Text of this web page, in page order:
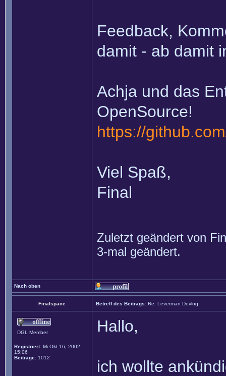
Feedback,
damit - ab damit
Achja und das
OpenSource!
https://
Viel Spaß,
Final
Zuletzt geändert von
3-mal geändert.
Nach oben
Finalspace Betreff des Beitrags: Re: Leverman Devlog
DGL Member
Registriert: Mi Okt 16, 2002
15:06
Beiträge: 1012
Hallo,
ich wollte